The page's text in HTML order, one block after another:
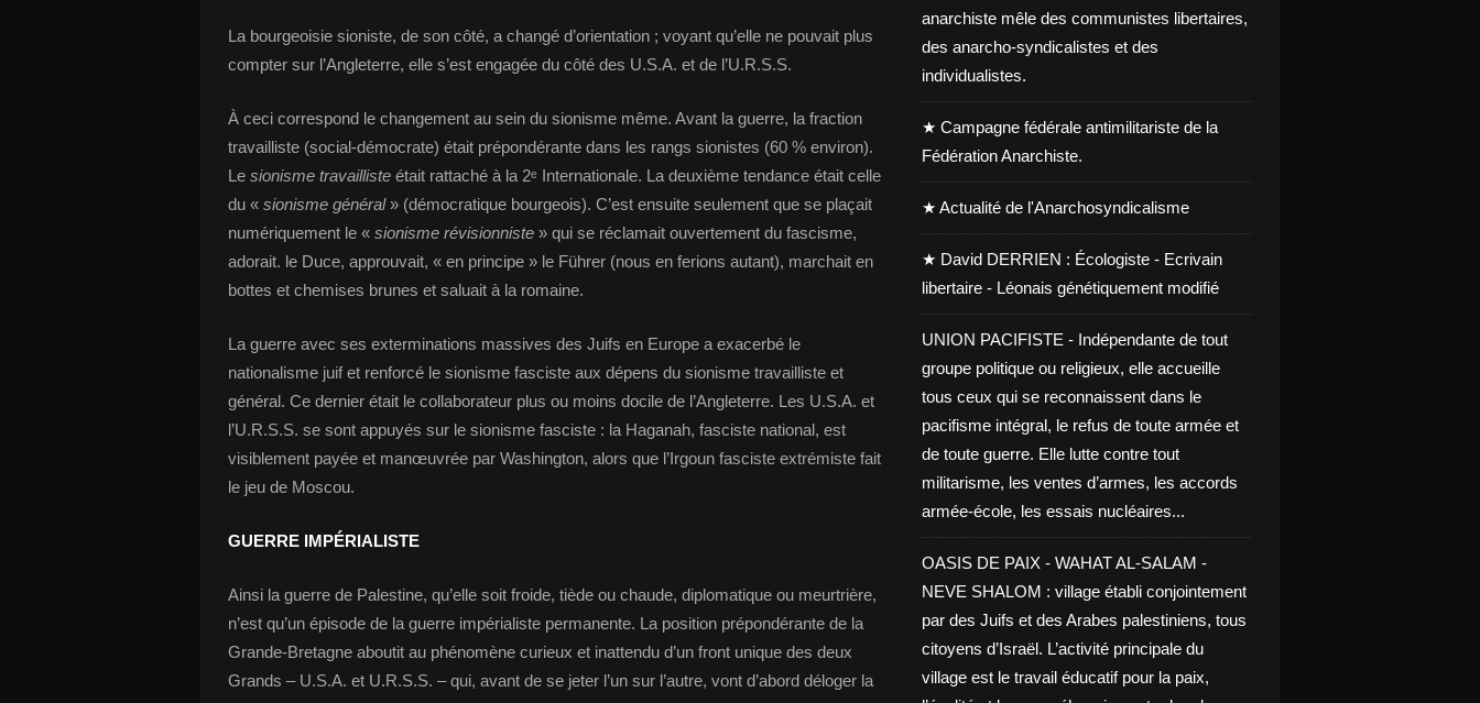
La bourgeoisie sioniste, de son côté, a changé d’orientation ; voyant qu’elle ne pouvait plus
compter sur l’Angleterre, elle s’est engagée du côté des U.S.A. et de l’U.R.S.S.
À ceci correspond le changement au sein du sionisme même. Avant la guerre, la fraction
travailliste (social-démocrate) était prépondérante dans les rangs sionistes (60 % environ).
Le sionisme travailliste était rattaché à la 2ᵉ Internationale. La deuxième tendance était celle
du « sionisme général» (démocratique bourgeois). C’est ensuite seulement que se plaçait
numériquement le « sionisme révisionniste » qui se réclamait ouvertement du fascisme,
adorait. le Duce, approuvait, « en principe » le Führer (nous en ferions autant), marchait en
bottes et chemises brunes et saluait à la romaine.
La guerre avec ses exterminations massives des Juifs en Europe a exacerbé le
nationalisme juif et renforcé le sionisme fasciste aux dépens du sionisme travailliste et
général. Ce dernier était le collaborateur plus ou moins docile de l’Angleterre. Les U.S.A. et
l’U.R.S.S. se sont appuyés sur le sionisme fasciste : la Haganah, fasciste national, est
visiblement payée et manœuvrée par Washington, alors que l’Irgoun fasciste extrémiste fait
le jeu de Moscou.
GUERRE IMPÉRIALISTE
Ainsi la guerre de Palestine, qu’elle soit froide, tiède ou chaude, diplomatique ou meurtrière,
n’est qu’un épisode de la guerre impérialiste permanente. La position prépondérante de la
Grande-Bretagne aboutit au phénomène curieux et inattendu d’un front unique des deux
Grands – U.S.A. et U.R.S.S. – qui, avant de se jeter l’un sur l’autre, vont d’abord déloger la
anarchiste mêle des communistes libertaires,
des anarcho-syndicalistes et des
individualistes.
★ Campagne fédérale antimilitariste de la
Fédération Anarchiste.
★ Actualité de l'Anarchosyndicalisme
★ David DERRIEN : Écologiste - Ecrivain
libertaire - Léonais génétiquement modifié
UNION PACIFISTE - Indépendante de tout
groupe politique ou religieux, elle accueille
tous ceux qui se reconnaissent dans le
pacifisme intégral, le refus de toute armée et
de toute guerre. Elle lutte contre tout
militarisme, les ventes d’armes, les accords
armée-école, les essais nucléaires...
OASIS DE PAIX - WAHAT AL-SALAM -
NEVE SHALOM : village établi conjointement
par des Juifs et des Arabes palestiniens, tous
citoyens d’Israël. L’activité principale du
village est le travail éducatif pour la paix,